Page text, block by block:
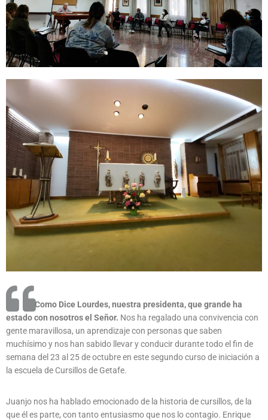
Como Dice Lourdes, nuestra presidenta, que grande ha
estado con nosotros el Señor. Nos ha regalado una convivencia con
gente maravillosa, un aprendizaje con personas que saben
muchísimo y nos han sabido llevar y conducir durante todo el fin de
semana del 23 al 25 de octubre en este segundo curso de iniciación a
la escuela de Cursillos de Getafe.
Juanjo nos ha hablado emocionado de la historia de cursillos, de la
que él es parte, con tanto entusiasmo que nos lo contagio. Enrique